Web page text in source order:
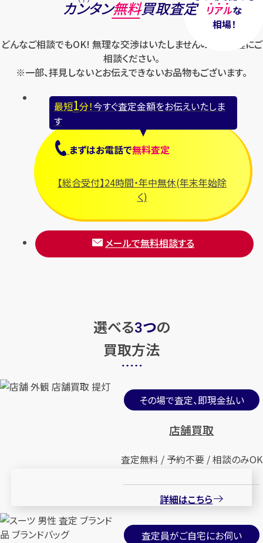
リアルな
相場！
カンタン無料買取査定
どんなご相談でもOK! 無理な交渉はいたしませんのでお気軽にご
相談ください。
※一部、拝見しないとお伝えできないお品物もございます。
最短1分！今すぐ査定金額をお伝えいたしま
す
まずはお電話で無料査定
【総合受付】24時間・年中無休(年末年始除
く)
メールで無料相談する
選べる3つの
買取方法
その場で査定、即現金払い
店舗買取
査定無料 / 予約不要 / 相談のみOK
詳細はこちら
査定員がご自宅にお伺い